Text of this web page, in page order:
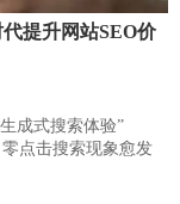
提升网站SEO价
成式搜索体验”
零点击搜索现象愈发